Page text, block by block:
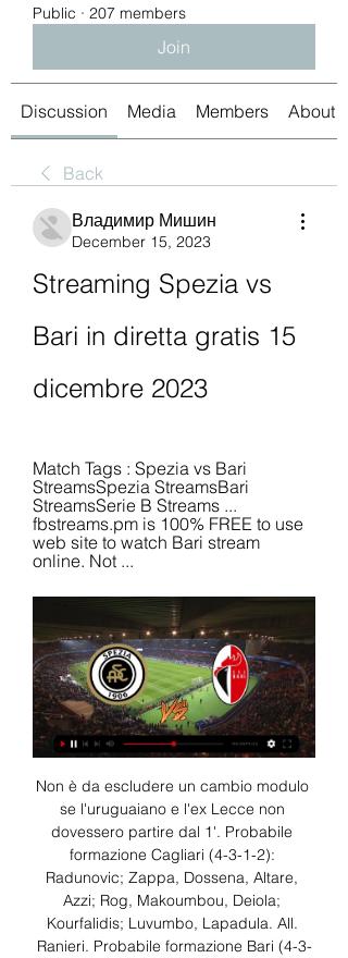
Public · 207 members
Join
Discussion Media Members About
Back
Владимир Мишин
December 15, 2023
Streaming Spezia vs
Bari in diretta gratis 15
dicembre 2023
Match Tags : Spezia vs Bari
StreamsSpezia StreamsBari
StreamsSerie B Streams ...
fbstreams.pm is 100% FREE to use
web site to watch Bari stream
online. Not ...
Non è da escludere un cambio modulo
se l'uruguaiano e l'ex Lecce non
dovessero partire dal 1'. Probabile
formazione Cagliari (4-3-1-2):
Radunovic; Zappa, Dossena, Altare,
Azzi; Rog, Makoumbou, Deiola;
Kourfalidis; Luvumbo, Lapadula. All.
Ranieri. Probabile formazione Bari (4-3-